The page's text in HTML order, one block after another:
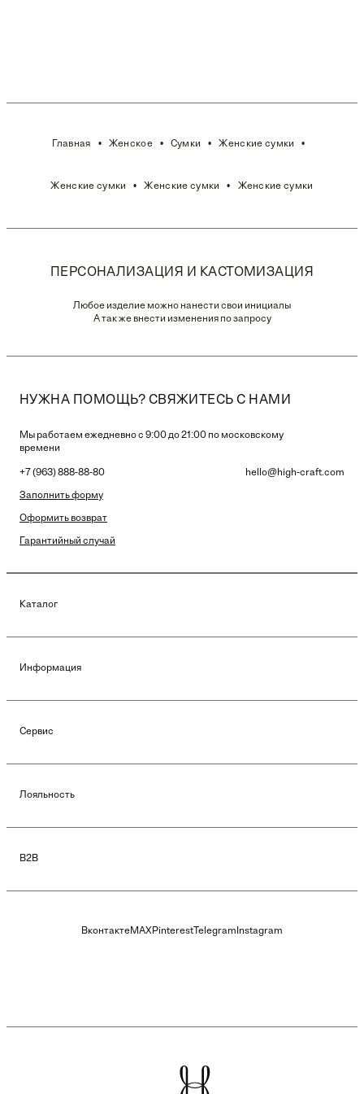
Главная Женское Сумки Женские сумки
Женские сумки Женские сумки Женские сумки
ПЕРСОНАЛИЗАЦИЯ И КАСТОМИЗАЦИЯ
Любое изделие можно нанести свои инициалы
А так же внести изменения по запросу
НУЖНА ПОМОЩЬ? СВЯЖИТЕСЬ С НАМИ
Мы работаем ежедневно с 9:00 до 21:00 по московскому
времени
+7 (963) 888-88-80 hello@high-craft.com
Заполнить форму
Оформить возврат
Гарантийный случай
Каталог
Информация
Сервис
Лояльность
B2B
ВконтактеMAXPinterest Telegram Instagram